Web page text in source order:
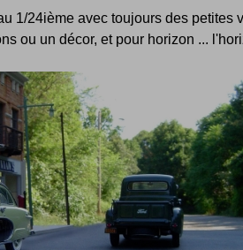
1/24ième avec toujours des petites
ou un décor, et pour horizon ...